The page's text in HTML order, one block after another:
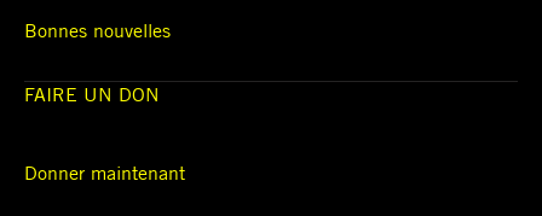
Bonnes nouvelles
FAIRE UN DON
Donner maintenant